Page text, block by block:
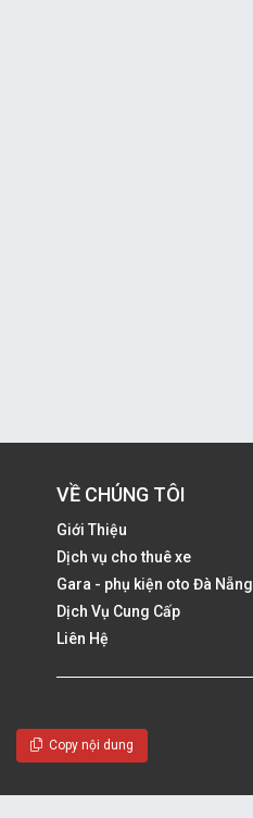
Copy nội dung
VỀ CHÚNG TÔI
Giới Thiệu
Dịch vụ cho thuê xe
Gara - phụ kiện oto Đà Nẵng
Dịch Vụ Cung Cấp
Liên Hệ